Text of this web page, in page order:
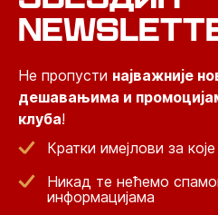
Не пропусти најважније
дешавањима и
клуба!
Кратки имејлови за
Никад те нећемо
информацијама